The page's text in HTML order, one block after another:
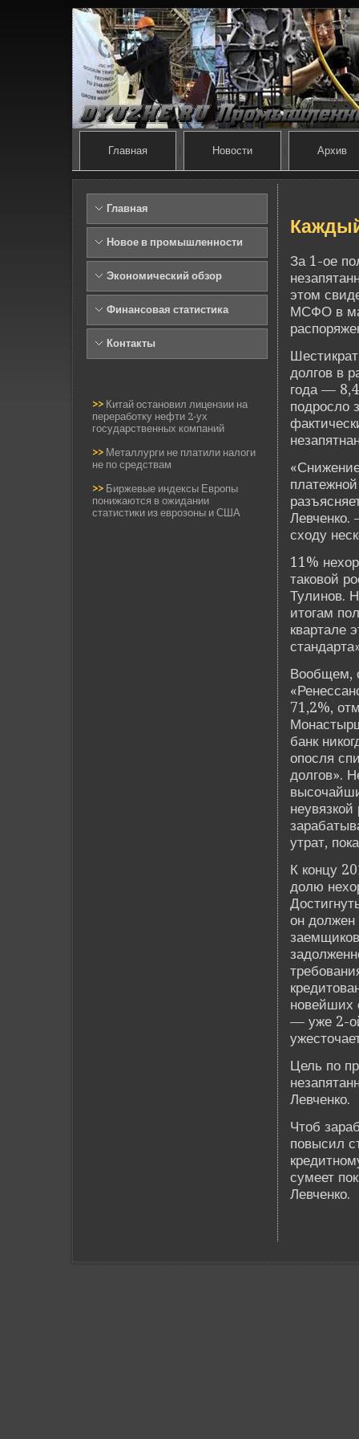
Главная Новости Архив
Главная
Новое в промышленности
Экономический обзор
Финансовая статистика
Контакты
>> Китай остановил лицензии на
переработку нефти 2-ух
государственных компаний
>> Металлурги не платили налоги
не по средствам
>> Биржевые индексы Европы
понижаются в ожидании
статистики из еврозоны и США
За 1-ое
этом
МСФО в
долгов в
года —
подросло
сходу
11%
таковой
Тулинов.
итогам
квартале
Вообщем,
71,2%,
банк
опосля
долгов».
утрат,
К концу
долю
он
нове­йших
— уже 2-
Цель по
Левченко.
Чтоб
повысил
сумеет
Левченко.